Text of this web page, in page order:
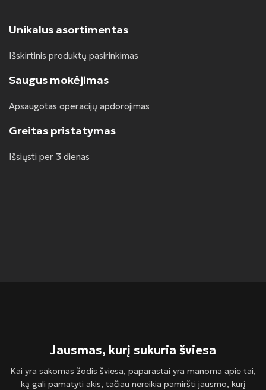
Unikalus asortimentas
Išskirtinis produktų pasirinkimas
Saugus mokėjimas
Apsaugotas operacijų apdorojimas
Greitas pristatymas
Išsiųsti per 3 dienas
Jausmas, kurį sukuria šviesa
Kai yra sakomas žodis šviesa, paparastai yra manoma apie tai,
ką gali pamatyti akis, tačiau nereikia pamiršti jausmo, kurį